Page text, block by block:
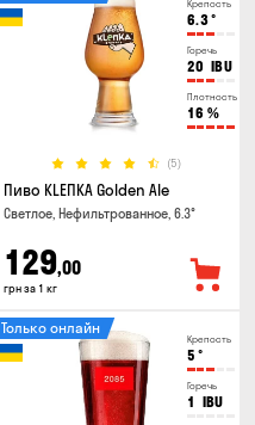
Крепость
6.3°
Горечь
20 IBU
Плотность
16 %
(5)
Пиво KLEПКА Golden Ale
Светлое, Нефильтрованное, 6.3°
129,00
грн за 1 кг
Крепость
5 °
Горечь
1 IBU
Только онлайн